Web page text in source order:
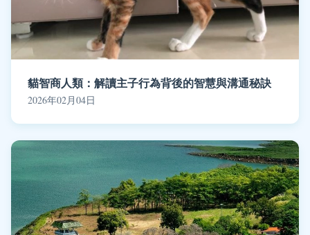
貓智商人類：解讀主子行為背後的智慧與溝通秘訣
2026年02月04日